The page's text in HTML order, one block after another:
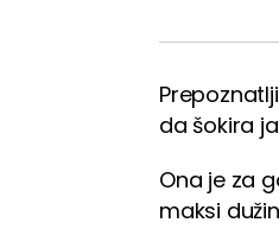
da šokira
Ona je za
maksi